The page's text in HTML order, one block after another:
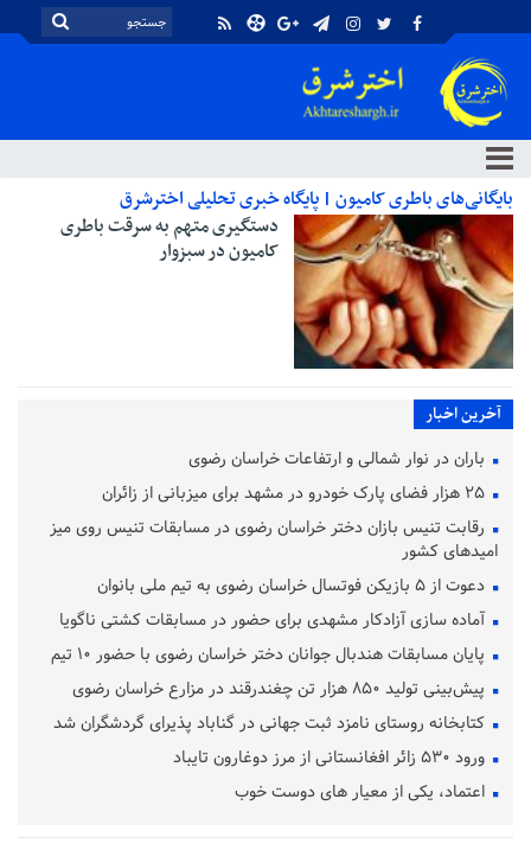
بایگانی‌های باطری کامیون | پایگاه خبری تحلیلی اخترشرق
دستگیری متهم به سرقت باطری
کامیون در سبزوار
آخرین اخبار
باران در نوار شمالی و ارتفاعات خراسان رضوی
رقابت تنیس بازان دختر خراسان رضوی در مسابقات تنیس روی میز
امیدهای کشور
دعوت از ۵ بازیکن فوتسال خراسان رضوی به تیم ملی بانوان
آماده‌ سازی آزادکار مشهدی برای حضور در مسابقات کشتی ناگویا
پایان مسابقات هندبال جوانان دختر خراسان رضوی با حضور ۱۰ تیم
پیش‌بینی تولید ۸۵۰ هزار تن چغندرقند در مزارع خراسان رضوی
کتابخانه روستای نامزد ثبت جهانی در گناباد پذیرای گردشگران شد
ورود ۵۳۰ زائر افغانستانی از مرز دوغارون تایباد
اعتماد، یکی از معیار های دوست خوب